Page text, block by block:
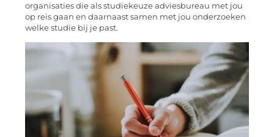
organisaties die als studiekeuze adviesbureau met jou
op reis gaan en daarnaast samen met jou onderzoeken
welke studie bij je past.